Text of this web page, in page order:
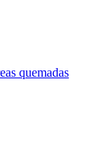
quemadas